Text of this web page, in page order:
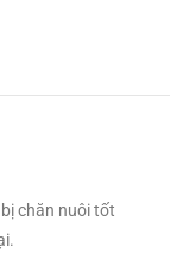
chăn nuôi tốt